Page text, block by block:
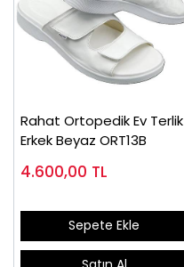
Rahat Ortopedik Ev Terlik
Erkek Beyaz ORT13B
4.600,00 TL
Sepete Ekle